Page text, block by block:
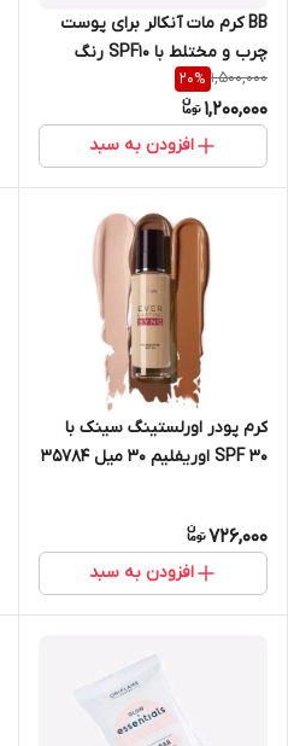
BB کرم مات آنکالر برای پوست
چرب و مختلط با SPF10 رنگ
طبیعی 30 میل اوریفلیم 41748
1,500,000
20%
1,200,000
افزودن به سبد
کرم پودر اورلستینگ سینک با
SPF 30 اوریفلیم 30 میل 35784
726,000
افزودن به سبد